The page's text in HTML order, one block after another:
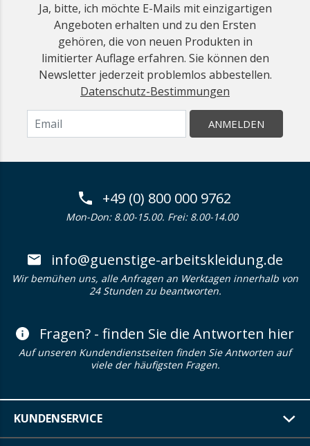
Ja, bitte, ich möchte E-Mails mit einzigartigen
Angeboten erhalten und zu den Ersten
gehören, die von neuen Produkten in
limitierter Auflage erfahren. Sie können den
Newsletter jederzeit problemlos abbestellen.
Datenschutz-Bestimmungen
ANMELDEN
+49 (0) 800 000 9762
Mon-Don: 8.00-15.00. Frei: 8.00-14.00
info@guenstige-arbeitskleidung.de
Wir bemühen uns, alle Anfragen an Werktagen innerhalb von
24 Stunden zu beantworten.
Fragen? - finden Sie die Antworten hier
Auf unseren Kundendienstseiten finden Sie Antworten auf
viele der häufigsten Fragen.
KUNDENSERVICE